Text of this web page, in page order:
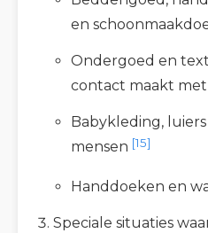
en
Ondergoed en
contact maakt
Babykleding,
mensen [15]
Handdoeken en
Speciale situaties